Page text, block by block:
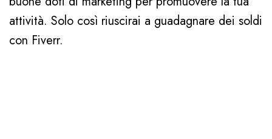
attività. Solo così riuscirai a guadagnare dei soldi
con Fiverr.